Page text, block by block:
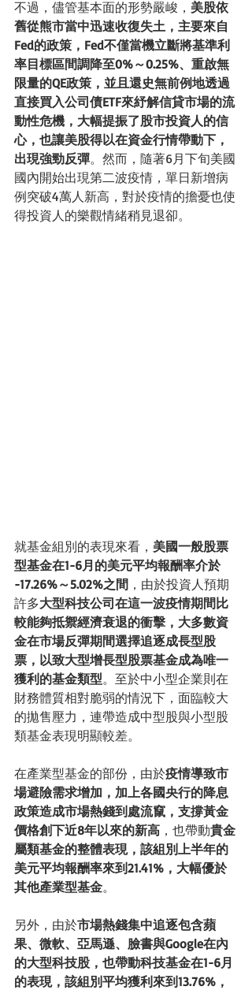
不過，儘管基本面的形勢嚴峻， 美股依
舊從熊市當中迅速收復失土，主要來自
Fed的政策，Fed不僅當機立斷將基準利
率目標區間調降至0%～0.25%、重啟無
限量的QE政策，並且還史無前例地透過
直接買入公司債ETF來紓解信貸市場的流
動性危機，大幅提振了股市投資人的信
心，也讓美股得以在資金行情帶動下，
出現強勁反彈。然而，隨著6月下旬美國
國內開始出現第二波疫情，單日新增病
例突破4萬人新高，對於疫情的擔憂也使
得投資人的樂觀情緒稍見退卻。
就基金組別的表現來看， 美國一般股票
型基金在1-6月的美元平均報酬率介於
-17.26%～5.02%之間 ，由於投資人預期
許多大型科技公司在這一波疫情期間比
較能夠抵禦經濟衰退的衝擊，大多數資
金在市場反彈期間選擇追逐成長型股
票，以致大型增長型股票基金成為唯一
獲利的基金類型。至於中小型企業則在
財務體質相對脆弱的情況下，面臨較大
的拋售壓力，連帶造成中型股與小型股
類基金表現明顯較差。
在產業型基金的部份，由於疫情導致市
場避險需求增加，加上各國央行的降息
政策造成市場熱錢到處流竄，支撐黃金
價格創下近8年以來的新高 ，也帶動貴金
屬類基金的整體表現，該組別上半年的
美元平均報酬率來到21.41%，大幅優於
其他產業型基金。
另外，由於市場熱錢集中追逐包含蘋
果、微軟、亞馬遜、臉書與Google在內
的大型科技股，也帶動科技基金在1-6月
的表現，該組別平均獲利來到13.76%，